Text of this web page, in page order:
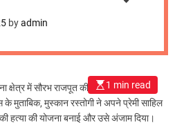
byadmin
1 min read
क्षेत्र में सौरभ राजपूत की हत्या के मामले में अब
मुताबिक, मुस्कान रस्तोगी ने अपने प्रेमी साहिल
हत्या की योजना बनाई और उसे अंजाम दिया।